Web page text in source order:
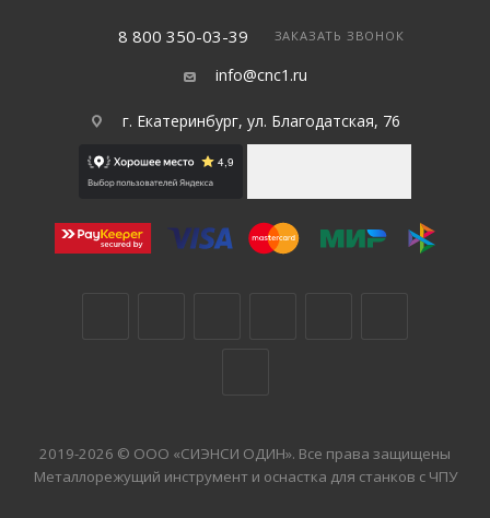
8 800 350-03-39 ЗАКАЗАТЬ ЗВОНОК
info@cnc1.ru
г. Екатеринбург, ул. Благодатская, 76
2019-2026 © ООО «СИЭНСИ ОДИН». Все права защищены
Металлорежущий инструмент и оснастка для станков с ЧПУ